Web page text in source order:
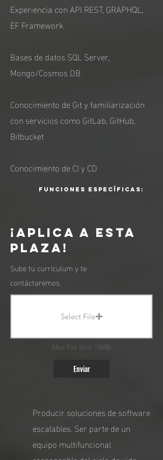
Experiencia con API REST, GRAPHQL,
EF Framework
Bases de datos SQL Server,
Mongo/Cosmos DB
Conocimiento de Git y familiarización
con servicios como GitLab, GitHub,
Bitbucket
Conocimiento de CI y CD
funciones específicas:
¡APLICA A ESTA
PLAZA!
Sube tu currículum y te
contáctaremos.
Select File
Max File Size 15MB
Enviar
Producir soluciones de software
escalables. Ser parte de un
equipo multifuncional